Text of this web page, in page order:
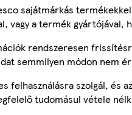
sajátmárkás
vagy a termék gyártójával,
rendszeresen
semmilyen módon nem
felhasználásra szolgál, és
tudomásul vétele